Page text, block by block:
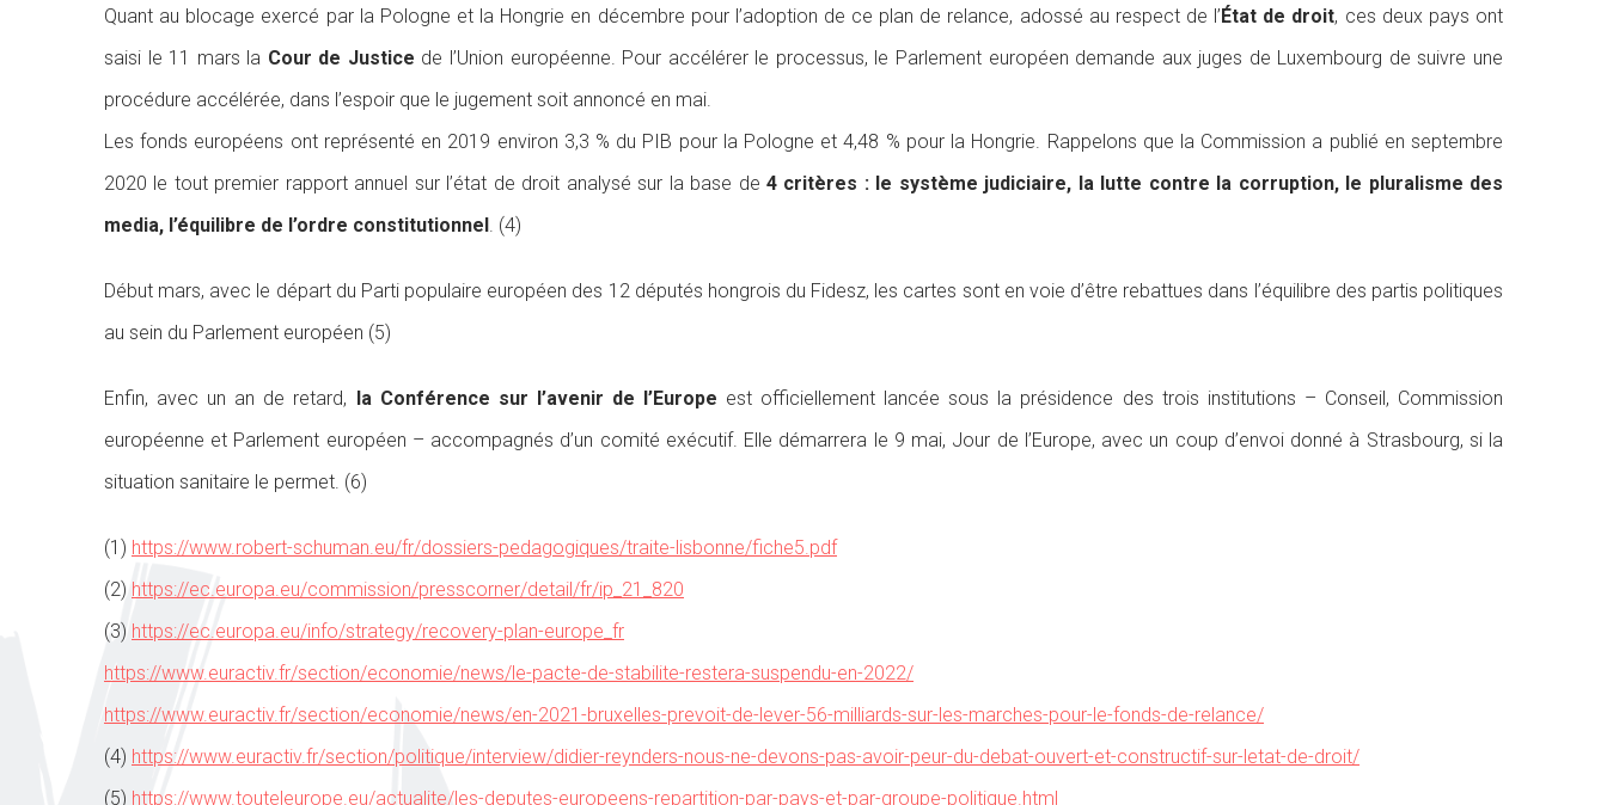
Quant au blocage exercé par la Pologne et la Hongrie en décembre pour l’adoption de ce plan de relance, adossé au respect de l’État de droit, ces deux pays ont
saisi le 11 mars la Cour de Justice de l’Union européenne. Pour accélérer le processus, le Parlement européen demande aux juges de Luxembourg de suivre une
procédure accélérée, dans l’espoir que le jugement soit annoncé en mai.
Les fonds européens ont représenté en 2019 environ 3,3 % du PIB pour la Pologne et 4,48 % pour la Hongrie. Rappelons que la Commission a publié en septembre
2020 le tout premier rapport annuel sur l’état de droit analysé sur la base de 4 critères : le système judiciaire, la lutte contre la corruption, le pluralisme des
media, l’équilibre de l’ordre constitutionnel. (4)
Début mars, avec le départ du Parti populaire européen des 12 députés hongrois du Fidesz, les cartes sont en voie d’être rebattues dans l’équilibre des partis politiques
au sein du Parlement européen (5)
Enfin, avec un an de retard, la Conférence sur l’avenir de l’Europe est officiellement lancée sous la présidence des trois institutions – Conseil, Commission
européenne et Parlement européen – accompagnés d’un comité exécutif. Elle démarrera le 9 mai, Jour de l’Europe, avec un coup d’envoi donné à Strasbourg, si la
situation sanitaire le permet. (6)
(1) https://www.robert-schuman.eu/fr/dossiers-pedagogiques/traite-lisbonne/fiche5.pdf
(2) https://ec.europa.eu/commission/presscorner/detail/fr/ip_21_820
(3) https://ec.europa.eu/info/strategy/recovery-plan-europe_fr
https://www.euractiv.fr/section/economie/news/le-pacte-de-stabilite-restera-suspendu-en-2022/
https://www.euractiv.fr/section/economie/news/en-2021-bruxelles-prevoit-de-lever-56-milliards-sur-les-marches-pour-le-fonds-de-relance/
(4) https://www.euractiv.fr/section/politique/interview/didier-reynders-nous-ne-devons-pas-avoir-peur-du-debat-ouvert-et-constructif-sur-letat-de-droit/
(5) https://www.touteleurope.eu/actualite/les-deputes-europeens-repartition-par-pays-et-par-groupe-politique.html